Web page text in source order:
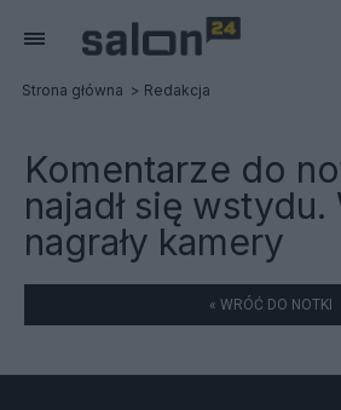
Strona główna Redakcja
Komentarze do
najadł się
nagrały kamery
« WRÓĆ DO NOTKI